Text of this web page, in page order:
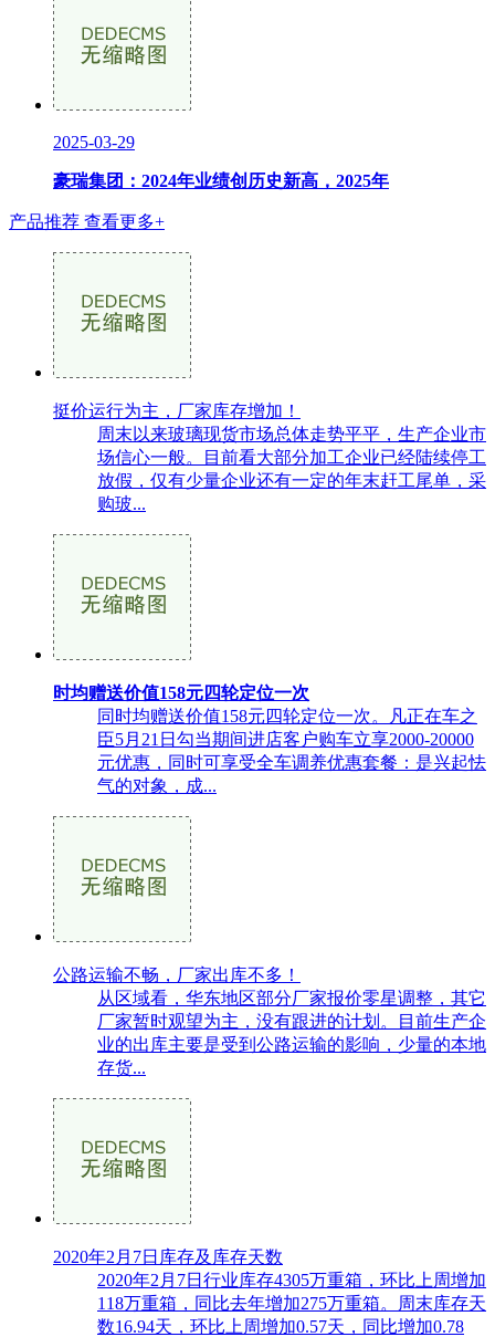
2025-03-29
豪瑞集团：2024年业绩创历史新高，2025年
产品推荐 查看更多+
挺价运行为主，厂家库存增加！
周末以来玻璃现货市场总体走势平平，生产企业市
场信心一般。目前看大部分加工企业已经陆续停工
放假，仅有少量企业还有一定的年末赶工尾单，采
购玻...
时均赠送价值158元四轮定位一次
同时均赠送价值158元四轮定位一次。凡正在车之
臣5月21日勾当期间进店客户购车立享2000-20000
元优惠，同时可享受全车调养优惠套餐：是兴起怯
气的对象，成...
公路运输不畅，厂家出库不多！
从区域看，华东地区部分厂家报价零星调整，其它
厂家暂时观望为主，没有跟进的计划。目前生产企
业的出库主要是受到公路运输的影响，少量的本地
存货...
2020年2月7日库存及库存天数
2020年2月7日行业库存4305万重箱，环比上周增加
118万重箱，同比去年增加275万重箱。周末库存天
数16.94天，环比上周增加0.57天，同比增加0.78